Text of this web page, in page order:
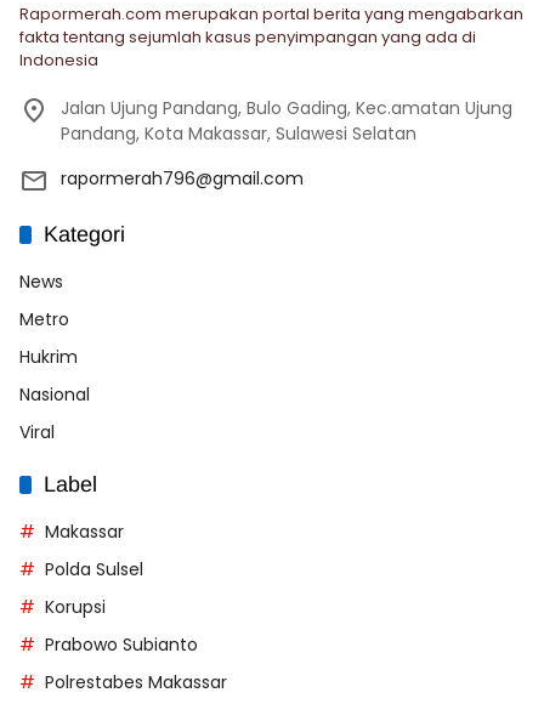
Rapormerah.com merupakan portal berita yang mengabarkan
fakta tentang sejumlah kasus penyimpangan yang ada di
Indonesia
Jalan Ujung Pandang, Bulo Gading, Kec.amatan Ujung
Pandang, Kota Makassar, Sulawesi Selatan
rapormerah796@gmail.com
Kategori
News
Metro
Hukrim
Nasional
Viral
Label
Makassar
Polda Sulsel
Korupsi
Prabowo Subianto
Polrestabes Makassar